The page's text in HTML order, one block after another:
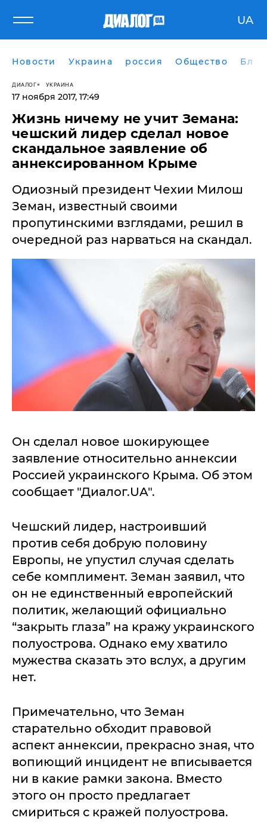
UA
Новости Украина россия Общество
ДИАЛОГ УКРАИНА
17 ноября 2017, 17:49
​Жизнь ничему не учит Земана:
чешский лидер сделал новое
скандальное заявление об
аннексированном Крыме
Одиозный президент Чехии Милош
Земан, известный своими
пропутинскими взглядами, решил в
очередной раз нарваться на скандал.
Он сделал новое шокирующее
заявление относительно аннексии
Россией украинского Крыма. Об этом
сообщает "Диалог.UA".
Чешский лидер, настроивший
против себя добрую половину
Европы, не упустил случая сделать
себе комплимент. Земан заявил, что
он не единственный европейский
политик, желающий официально
“закрыть глаза” на кражу украинского
полуострова. Однако ему хватило
мужества сказать это вслух, а другим
нет.
Примечательно, что Земан
старательно обходит правовой
аспект аннексии, прекрасно зная, что
вопиющий инцидент не вписывается
ни в какие рамки закона. Вместо
этого он просто предлагает
смириться с кражей полуострова.